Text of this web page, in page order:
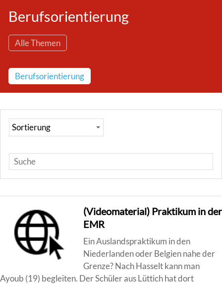
Lernende
Team
Berufsorientierung
Alle Themen
Berufsorientierung
(Videomaterial) Praktikum in der
EMR
Ein Auslandspraktikum in den
Niederlanden oder Belgien nahe der
Grenze? Nach Hasselt kann man
Ayoub (19) begleiten. Der Schüler aus Lüttich hat dort